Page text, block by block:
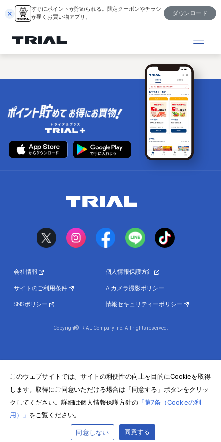
を
キ
すぐにポイントが貯められる。限定クーポンやチラシ
が届くお買い物アプリ。
ダウンロード
会社情報 個人情報保護方針
サイトのご利用条件 AIカメラ撮影ポリシー
SNSポリシー 情報セキュリティーポリシー
Copyright©TRIAL Company Inc. All rights reserved.
このウェブサイトでは、サイトの利便性の向上を目的にCookieを取得
します。取得にご同意いただける場合は「同意する」ボタンをクリッ
クしてください。詳細は個人情報保護方針の 「第7条（Cookieの利
用）」 をご覧ください。
同意する
同意しない